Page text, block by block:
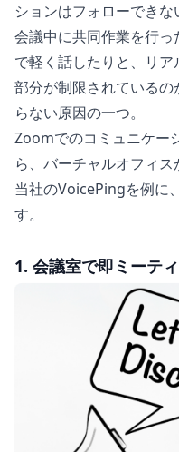
ションはフォローできな
会議中に共同作業を行
で軽く話したりと、リ
部分が制限されている
らない原因の一つ。
Zoomでのコミュニケー
ら、バーチャルオフィス
当社のVoicePingを例に
す。
1. 会議室で即ミーテ